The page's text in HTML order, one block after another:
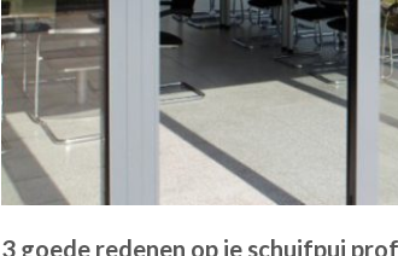
3 goede redenen op je schuifpui